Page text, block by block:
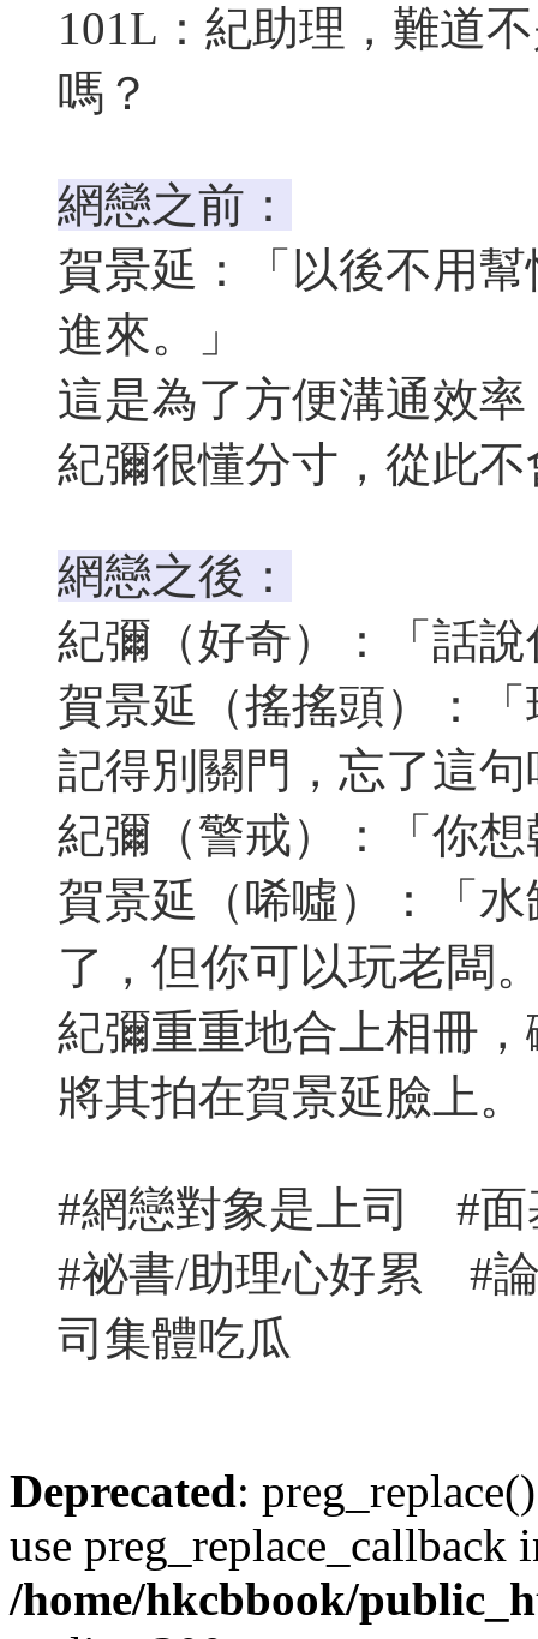
101L：紀助理，難道
嗎？
網戀之前：
賀景延：「以後不用
進來。」
這是為了方便溝通效
紀彌很懂分寸，從此
網戀之後：
紀彌（好奇）：「話
賀景延（搖搖頭）：
記得別關門，忘了這
紀彌（警戒）：「你
賀景延（唏噓）：「
了， 但你可以玩老闆
紀彌重重地合上相冊
將其拍在賀景延臉上。
#網戀對象是上司 #面
#祕書/助理心好累 #
司集體吃瓜
Deprecated:
use preg_replace_callback
/home/hkcbbook/